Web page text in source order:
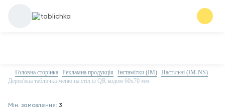
Головна сторінка Рекламна продукція Інстамітки (IM) Настільні (IM-NS)
Дерев'яна табличка меню на стіл із QR кодом 60х70 мм
Мін. замовлення: 3